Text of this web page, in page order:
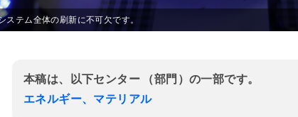
テム全体の刷新に不可欠です。
本稿は、以下センター （部門）の一部です。
エネルギー、マテリアル